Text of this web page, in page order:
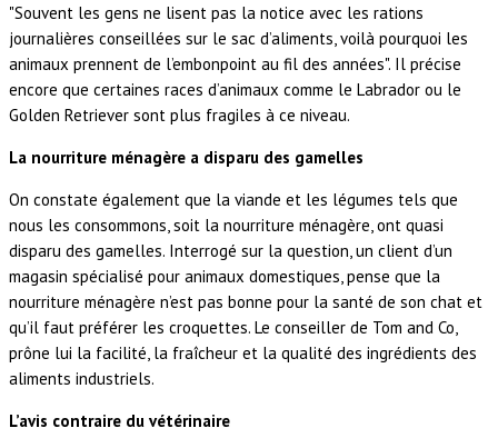
"Souvent les gens ne lisent pas la notice avec les rations
journalières conseillées sur le sac d’aliments, voilà pourquoi les
animaux prennent de l’embonpoint au fil des années". Il précise
encore que certaines races d’animaux comme le Labrador ou le
Golden Retriever sont plus fragiles à ce niveau.
La nourriture ménagère a disparu des gamelles
On constate également que la viande et les légumes tels que
nous les consommons, soit la nourriture ménagère, ont quasi
disparu des gamelles. Interrogé sur la question, un client d’un
magasin spécialisé pour animaux domestiques, pense que la
nourriture ménagère n’est pas bonne pour la santé de son chat et
qu’il faut préférer les croquettes. Le conseiller de Tom and Co,
prône lui la facilité, la fraîcheur et la qualité des ingrédients des
aliments industriels.
L’avis contraire du vétérinaire